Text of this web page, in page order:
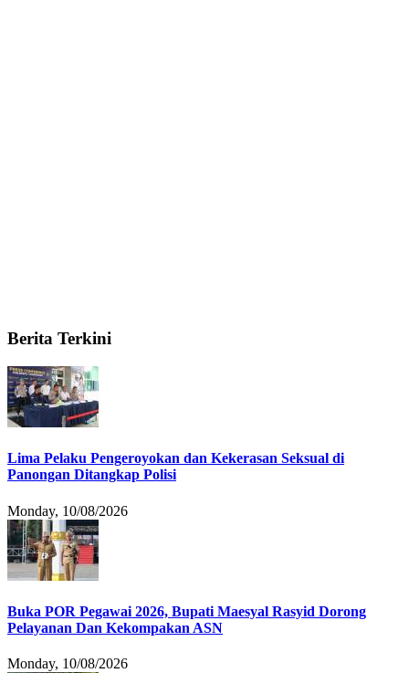
Berita Terkini
Lima Pelaku Pengeroyokan dan Kekerasan Seksual di
Panongan Ditangkap Polisi
Monday, 10/08/2026
Buka POR Pegawai 2026, Bupati Maesyal Rasyid Dorong
Pelayanan Dan Kekompakan ASN
Monday, 10/08/2026